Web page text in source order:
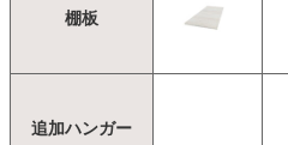
棚板
追加ハンガー